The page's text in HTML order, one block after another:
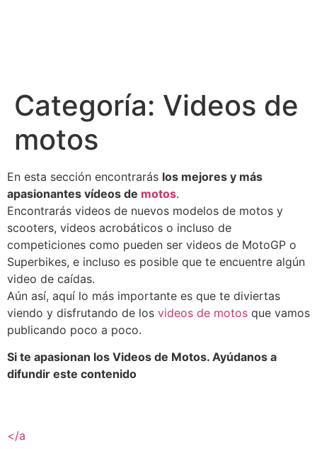
Categoría: Videos de
motos
En esta sección encontrarás los mejores y más
apasionantes vídeos de motos.
Encontrarás videos de nuevos modelos de motos y
scooters, videos acrobáticos o incluso de
competiciones como pueden ser videos de MotoGP o
Superbikes, e incluso es posible que te encuentre algún
video de caídas.
Aún así, aquí lo más importante es que te diviertas
viendo y disfrutando de los videos de motos que vamos
publicando poco a poco.
Si te apasionan los Videos de Motos. Ayúdanos a
difundir este contenido
</a